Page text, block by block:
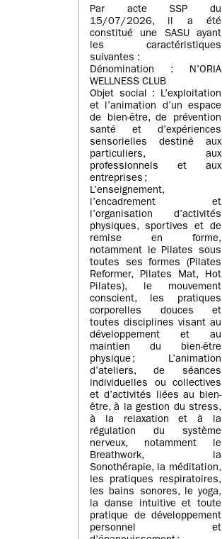
Par acte SSP du
15/07/2026, il a été
constitué une SASU ayant
les caractéristiques
suivantes :
Dénomination : N’ORIA
WELLNESS CLUB
Objet social : L’exploitation
et l’animation d’un espace
de bien-être, de prévention
santé et d’expériences
sensorielles destiné aux
particuliers, aux
professionnels et aux
entreprises ;
L’enseignement,
l’encadrement et
l’organisation d’activités
physiques, sportives et de
remise en forme,
notamment le Pilates sous
toutes ses formes (Pilates
Reformer, Pilates Mat, Hot
Pilates), le mouvement
conscient, les pratiques
corporelles douces et
toutes disciplines visant au
développement et au
maintien du bien-être
physique ; L’animation
d’ateliers, de séances
individuelles ou collectives
et d’activités liées au bien-
être, à la gestion du stress,
à la relaxation et à la
régulation du système
nerveux, notamment le
Breathwork, la
Sonothérapie, la méditation,
les pratiques respiratoires,
les bains sonores, le yoga,
la danse intuitive et toute
pratique de développement
personnel et